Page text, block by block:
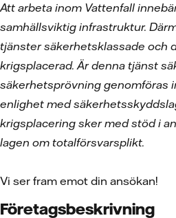
Att arbeta inom Vattenfall
samhällsviktig infrastruktur.
tjänster säkerhetsklassade och
krigsplacerad. Är denna tjänst
säkerhetsprövning genomföras
enlighet med
krigsplacering sker med stöd i
lagen om totalförsvarsplikt.
Vi ser fram emot din ansökan!
Företagsbeskrivning